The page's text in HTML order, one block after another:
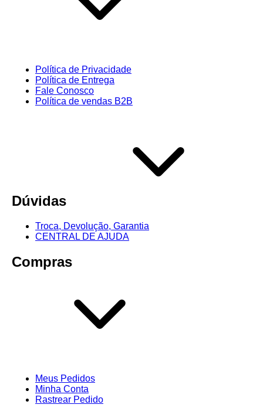
Política de Privacidade
Política de Entrega
Fale Conosco
Política de vendas B2B
Dúvidas
Troca, Devolução, Garantia
CENTRAL DE AJUDA
Compras
Meus Pedidos
Minha Conta
Rastrear Pedido